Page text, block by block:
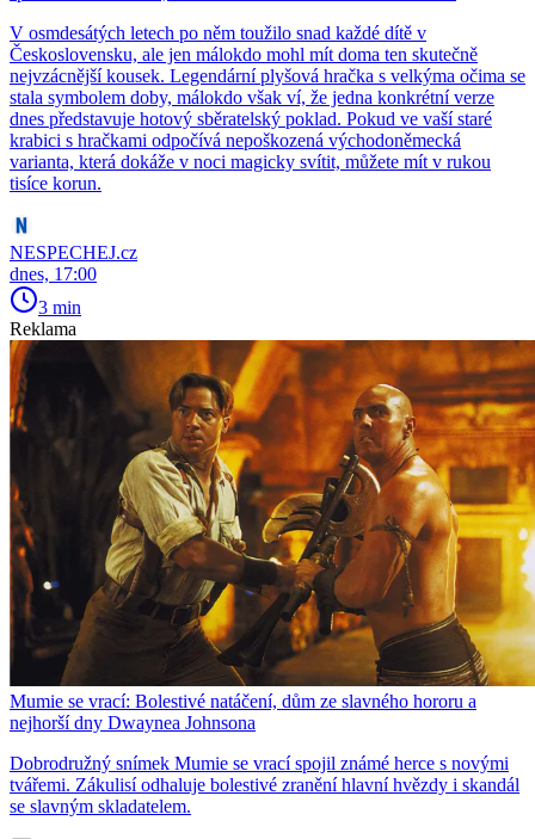
V osmdesátých letech po něm toužilo snad každé dítě v
Československu, ale jen málokdo mohl mít doma ten skutečně
nejvzácnější kousek. Legendární plyšová hračka s velkýma očima se
stala symbolem doby, málokdo však ví, že jedna konkrétní verze
dnes představuje hotový sběratelský poklad. Pokud ve vaší staré
krabici s hračkami odpočívá nepoškozená východoněmecká
varianta, která dokáže v noci magicky svítit, můžete mít v rukou
tisíce korun.
NESPECHEJ.cz
dnes, 17:00
3 min
Reklama
Mumie se vrací: Bolestivé natáčení, dům ze slavného hororu a
nejhorší dny Dwaynea Johnsona
Dobrodružný snímek Mumie se vrací spojil známé herce s novými
tvářemi. Zákulisí odhaluje bolestivé zranění hlavní hvězdy i skandál
se slavným skladatelem.